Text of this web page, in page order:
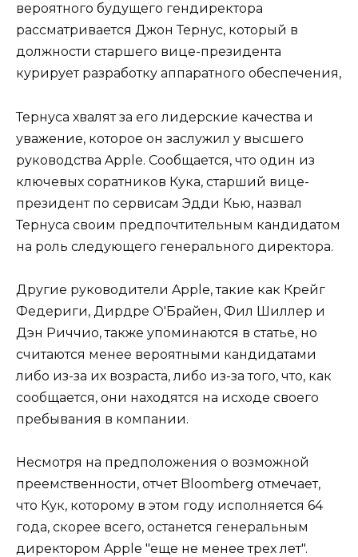
вероятного будущего гендиректора
рассматривается Джон Тернус, который в
должности старшего вице-президента
курирует разработку аппаратного обеспечения,
Тернуса хвалят за его лидерские качества и
уважение, которое он заслужил у высшего
руководства Apple. Сообщается, что один из
ключевых соратников Кука, старший вице-
президент по сервисам Эдди Кью, назвал
Тернуса своим предпочтительным кандидатом
на роль следующего генерального директора.
Другие руководители Apple, такие как Крейг
Федериги, Дирдре О'Брайен, Фил Шиллер и
Дэн Риччио, также упоминаются в статье, но
считаются менее вероятными кандидатами
либо из-за их возраста, либо из-за того, что, как
сообщается, они находятся на исходе своего
пребывания в компании.
Несмотря на предположения о возможной
преемственности, отчет Bloomberg отмечает,
что Кук, которому в этом году исполняется 64
года, скорее всего, останется генеральным
директором Apple "еще не менее трех лет".